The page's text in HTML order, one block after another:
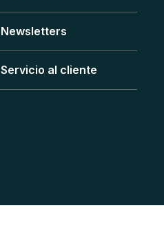
Newsletters
Servicio al cliente